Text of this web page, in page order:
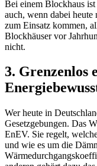
Bei einem Blockhaus
auch, wenn dabei
zum Einsatz kommen,
Blockhäuser vor
nicht.
3. Grenzenlos
Wer heute in
Gesetzgebungen. Das
EnEV. Sie regelt,
und wie es um die